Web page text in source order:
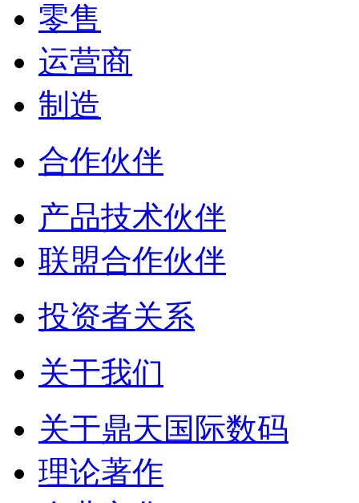
零售
运营商
制造
合作伙伴
产品技术伙伴
联盟合作伙伴
投资者关系
关于我们
关于鼎天国际数码
理论著作